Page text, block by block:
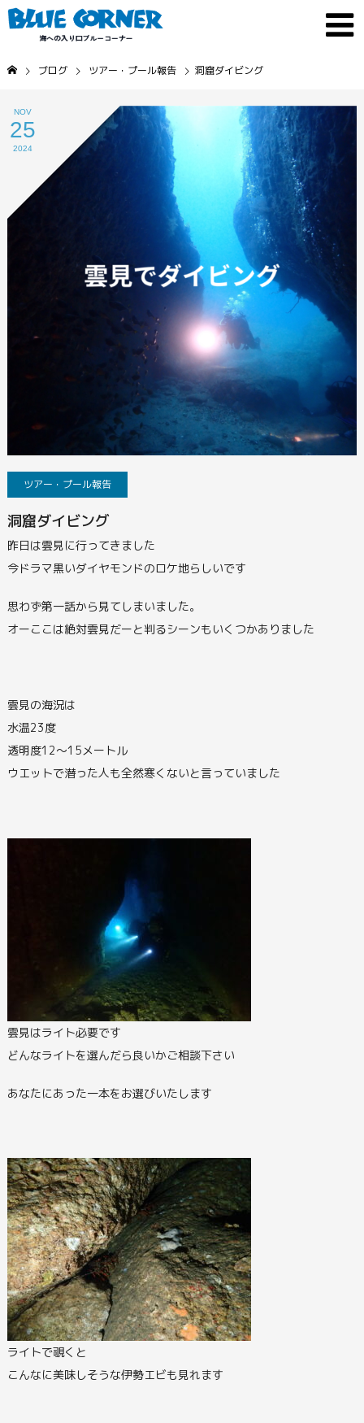
ブログ ツアー・プール報告 洞窟ダイビング
NOV
25
2024
ツアー・プール報告
洞窟ダイビング
昨日は雲見に行ってきました
今ドラマ黒いダイヤモンドのロケ地らしいです
思わず第一話から見てしまいました。
オーここは絶対雲見だーと判るシーンもいくつかありました
雲見の海況は
水温23度
透明度12～15メートル
ウエットで潜った人も全然寒くないと言っていました
雲見はライト必要です
どんなライトを選んだら良いかご相談下さい
あなたにあった一本をお選びいたします
ライトで覗くと
こんなに美味しそうな伊勢エビも見れます